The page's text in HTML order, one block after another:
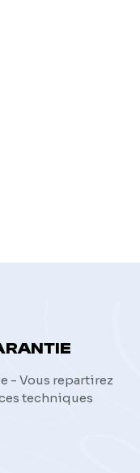
- Vous repartirez
techniques